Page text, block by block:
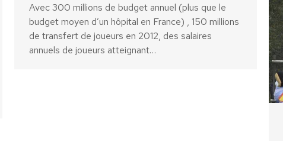
Avec 300 millions de budget annuel (plus que le
budget moyen d’un hôpital en France) , 150 millions
de transfert de joueurs en 2012, des salaires
annuels de joueurs atteignant…